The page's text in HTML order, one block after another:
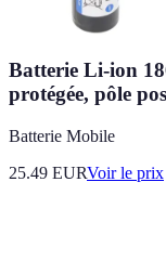
Batterie Li-ion
protégée, pôle
Batterie Mobile
25.49 EURVoir le prix